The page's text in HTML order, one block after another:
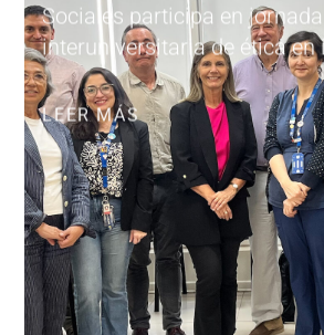
Sociales participa en jornada
interuniversitaria de ética en
LEER MÁS